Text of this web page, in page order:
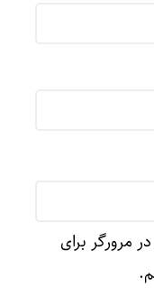
مرورگر برای